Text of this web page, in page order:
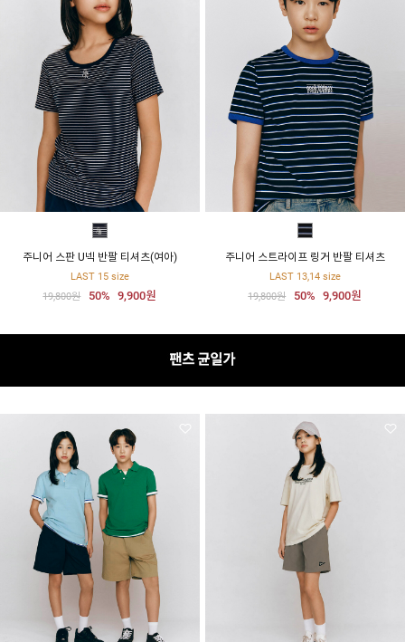
주니어 스판 U넥 반팔 티셔츠(여아)
LAST 15 size
19,800원
50% 9,900원
주니어 스트라이프 링거 반팔 티셔츠
LAST 13,14 size
19,800원
50% 9,900원